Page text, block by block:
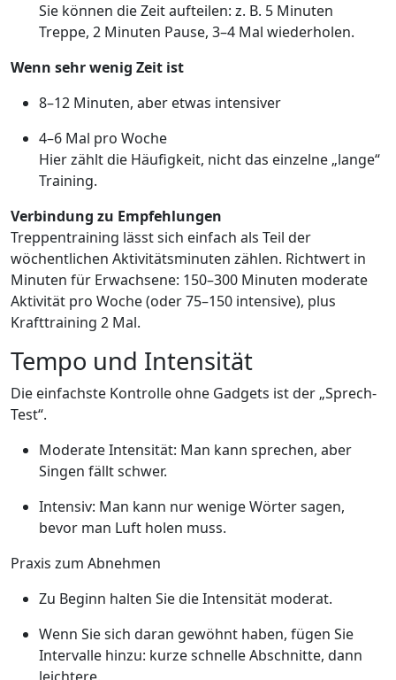
Sie können die Zeit aufteilen: z. B. 5 Minuten
Treppe, 2 Minuten Pause, 3–4 Mal wiederholen.
Wenn sehr wenig Zeit ist
8–12 Minuten, aber etwas intensiver
4–6 Mal pro Woche
Hier zählt die Häufigkeit, nicht das einzelne „lange“
Training.
Verbindung zu Empfehlungen
Treppentraining lässt sich einfach als Teil der
wöchentlichen Aktivitätsminuten zählen. Richtwert in
Minuten für Erwachsene: 150–300 Minuten moderate
Aktivität pro Woche (oder 75–150 intensive), plus
Krafttraining 2 Mal.
Tempo und Intensität
Die einfachste Kontrolle ohne Gadgets ist der „Sprech-
Test“.
Moderate Intensität: Man kann sprechen, aber
Singen fällt schwer.
Intensiv: Man kann nur wenige Wörter sagen,
bevor man Luft holen muss.
Praxis zum Abnehmen
Zu Beginn halten Sie die Intensität moderat.
Wenn Sie sich daran gewöhnt haben, fügen Sie
Intervalle hinzu: kurze schnelle Abschnitte, dann